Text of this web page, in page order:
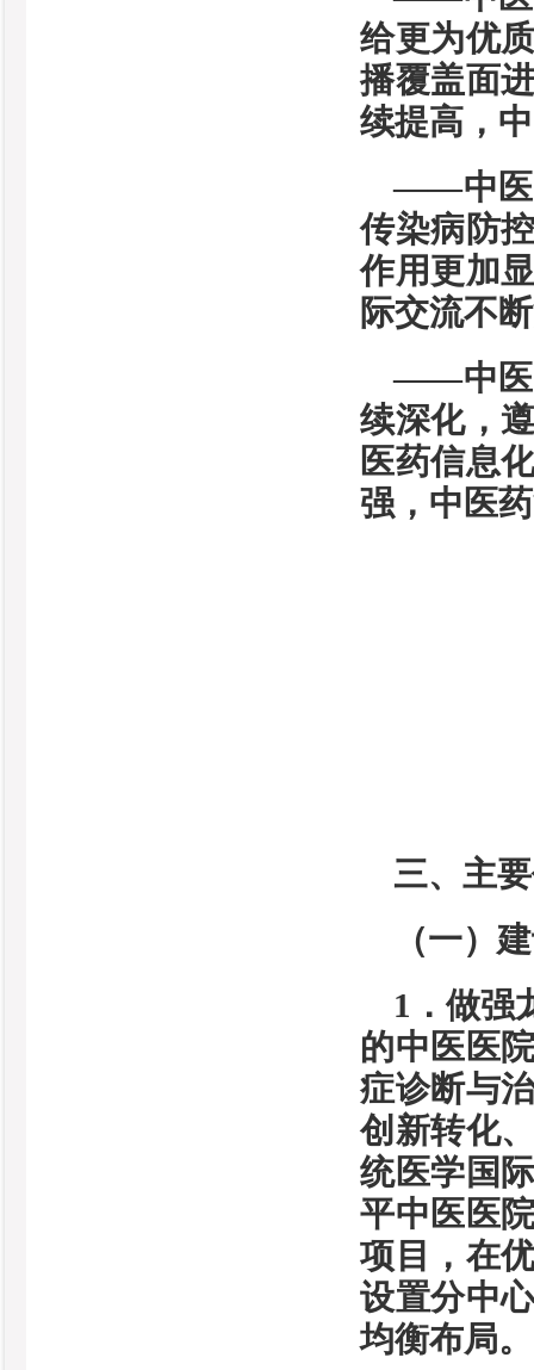
给更为优
播覆盖面
续提高，
——中医
传染病防
作用更加
际交流不
——中医
续深化，
医药信息
强，中医
三、主
（一）
1．做强
的中医医
症诊断与
创新转化
统医学国
平中医医
项目，在
设置分中
均衡布局。